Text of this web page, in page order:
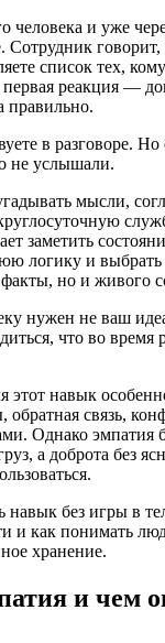
человека и уже
Сотрудник
список тех,
реакция —
правильно.
в разговоре. Но
не услышали.
мысли,
заметить
логику и выбрать
но и живого
нужен не ваш
что во время
этот навык
обратная связь,
Однако эмпатия
а доброта без
навык без игры в
и как понимать
хранение.
и чем